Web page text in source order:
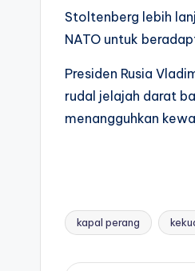
Stoltenberg lebih
NATO untuk
Presiden Rusia
rudal jelajah darat
menangguhkan
Tags:
kapal perang